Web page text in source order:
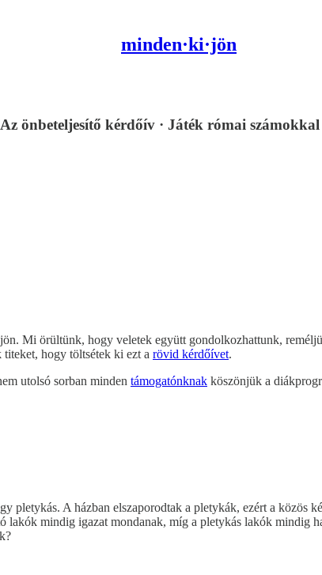
minden·ki·jön
önbeteljesítő kérdőív · Játék római számokkal
Mi örültünk, hogy veletek együtt gondolkozhattunk,
hogy töltsétek ki ezt a rövid kérdőívet.
utolsó sorban minden támogatónknak köszönjük a
pletykás. A házban elszaporodtak a pletykák, ezért a közös
mindig igazat mondanak, míg a pletykás lakók mindig